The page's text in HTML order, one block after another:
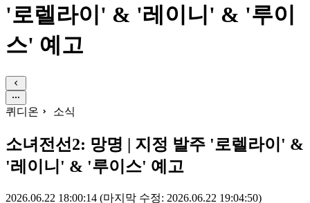
'로렐라이' & '레이니' & '루이
스' 예고
퀴디온 소식
소녀전선2: 망명 | 지정 발주 '로렐라이' &
'레이니' & '루이스' 예고
2026.06.22 18:00:14 (마지막 수정: 2026.06.22 19:04:50)